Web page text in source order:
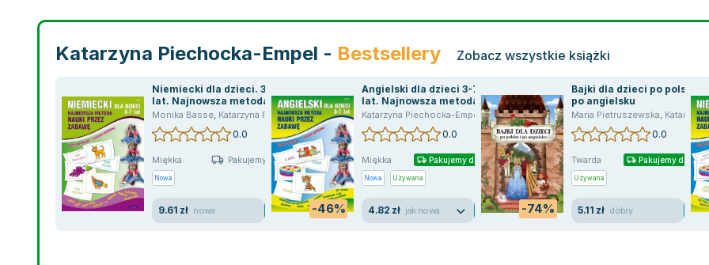
Katarzyna Piechocka-Empel - Bestsellery Zobacz wszystkie książki
Niemiecki dla dzieci. 3-7
lat. Najnowsza metoda
nauki przez zabawę.
Zeszyt 1
Monika Basse, Katarzyna Piechocka-Empel ,Basse von Monika,Piechocka Empel Katarzyna
0.0
Miękka Pakujemy jutro
Nowa
9.61 zł nowa -46%
Angielski dla dzieci 3-7
lat. Najnowsza metoda
nauki przez zabawę. Karty
obrazkowe - czytanie
globalne
Katarzyna Piechocka-Empel ,Piechocka Empel Katarzyna
0.0
Miękka Pakujemy dzisiaj
Nowa Używana
4.82 zł jak nowa -74%
Bajki dla dzieci po polsku i
po angielsku
Maria Pietruszewska, Katarzyna Piechocka-Empel
0.0
Twarda Pakujemy dzisiaj
Używana
5.11 zł dobry